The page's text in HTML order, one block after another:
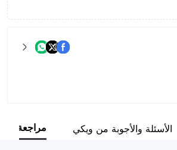
الأسئلة والأجوبة من ويكي مراجعة